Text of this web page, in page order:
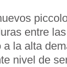
entre
la alta
nivel de